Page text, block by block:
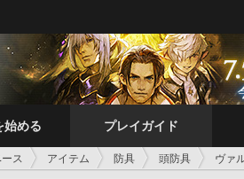
始める プレイガイド
ス アイテム 防具 頭防具 ヴァ